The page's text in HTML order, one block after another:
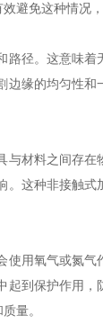
避免这种情况
。这意味着
缘的均匀性
料之间存在
这种非接触
氧气或氮气
到保护作用
量。